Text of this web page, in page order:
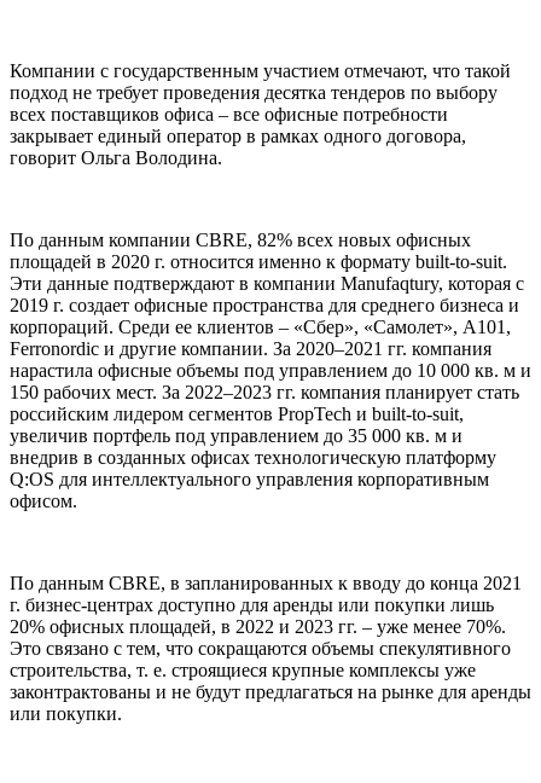
Компании с государственным участием отмечают, что такой
подход не требует проведения десятка тендеров по выбору
всех поставщиков офиса – все офисные потребности
закрывает единый оператор в рамках одного договора,
говорит Ольга Володина.
По данным компании CBRE, 82% всех новых офисных
площадей в 2020 г. относится именно к формату built-to-suit.
Эти данные подтверждают в компании Manufaqtury, которая с
2019 г. создает офисные пространства для среднего бизнеса и
корпораций. Среди ее клиентов – «Сбер», «Самолет», А101,
Ferronordic и другие компании. За 2020–2021 гг. компания
нарастила офисные объемы под управлением до 10 000 кв. м и
150 рабочих мест. За 2022–2023 гг. компания планирует стать
российским лидером сегментов PropTech и built-to-suit,
увеличив портфель под управлением до 35 000 кв. м и
внедрив в созданных офисах технологическую платформу
Q:OS для интеллектуального управления корпоративным
офисом.
По данным CBRE, в запланированных к вводу до конца 2021
г. бизнес-центрах доступно для аренды или покупки лишь
20% офисных площадей, в 2022 и 2023 гг. – уже менее 70%.
Это связано с тем, что сокращаются объемы спекулятивного
строительства, т. е. строящиеся крупные комплексы уже
законтрактованы и не будут предлагаться на рынке для аренды
или покупки.